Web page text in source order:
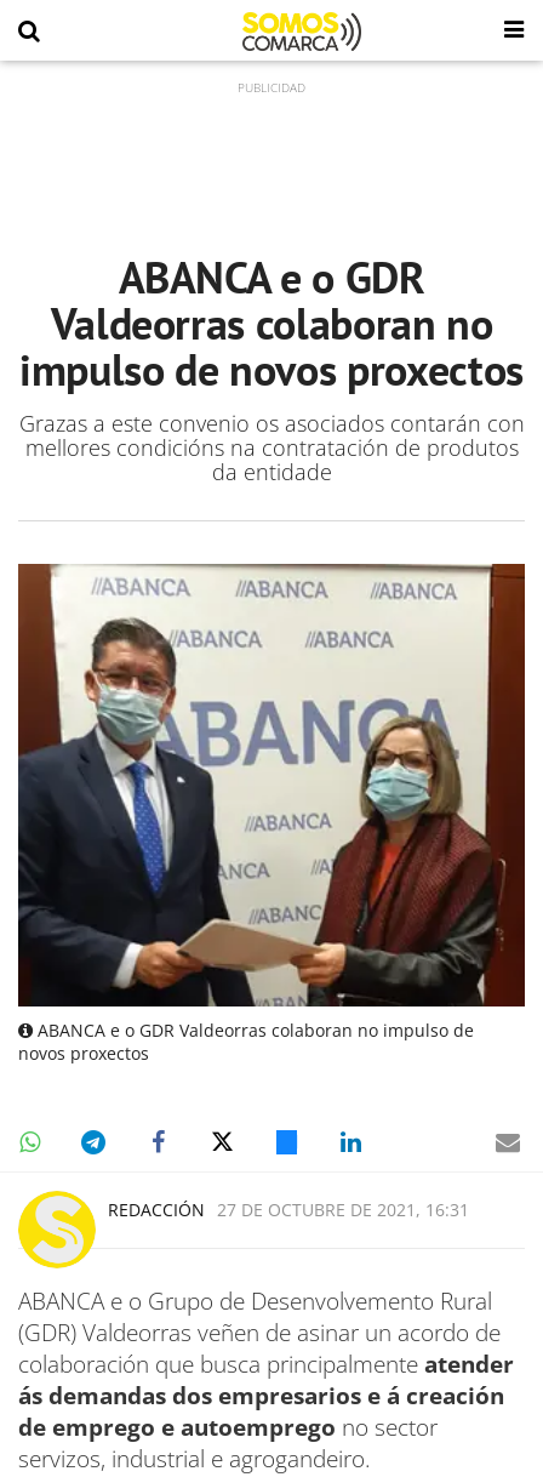
ABANCA e o GDR
Valdeorras colaboran no
impulso de novos proxectos
Grazas a este convenio os asociados contarán con
mellores condicións na contratación de produtos
da entidade
ABANCA e o GDR Valdeorras colaboran no impulso de
novos proxectos
REDACCIÓN 27 DE OCTUBRE DE 2021, 16:31
ABANCA e o Grupo de Desenvolvemento Rural
(GDR) Valdeorras veñen de asinar un acordo de
colaboración que busca principalmenteatender
ás demandas dos empresarios e á creación
de emprego e autoemprego no sector
servizos, industrial e agrogandeiro.